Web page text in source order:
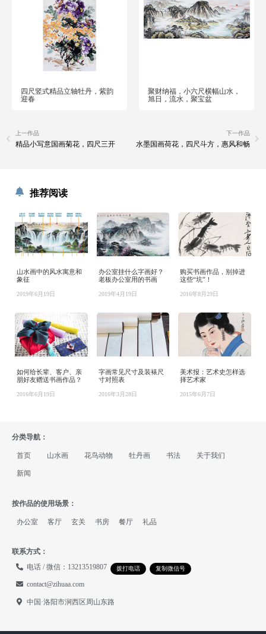
四尺竖式精品立轴牡丹，紫韵
迎春
聚财纳福，小六尺横幅山水，
旭日，流水，聚宝盆
上一作品
精品小写意国画菊花，四尺三开
下一作品
水墨国画荷花，四尺斗方，惠风和畅
推荐阅读
山水画中的风水寓意和
象征
2019年6月19日
办公室挂什么字画好？
老板办公室用的书画
2019年4月19日
购买书画作品，别掉进
这些“坑”！
2016年8月29日
如何给长辈、客户、亲
朋好友赠送书画作品？
2016年6月19日
字画常见尺寸及装裱尺
寸对照表
2016年3月28日
美术报：艺术史怎样选
择艺术家
2015年6月7日
分类导航：
首页 山水画 花鸟动物 牡丹画 书法 关于我们
新闻
按作品的使用场景：
办公室 客厅 玄关 书房 餐厅 礼品
联系方式：
电话 / 微信：13213519807
拨打电话 复制微信号
contact@zihuaa.com
中国·洛阳市涧西区周山东路